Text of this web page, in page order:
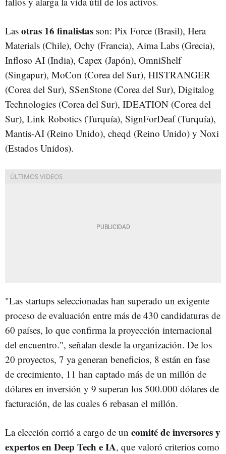
Las otras 16 finalistas son: Pix Force (Brasil), Hera
Materials (Chile), Ochy (Francia), Aima Labs (Grecia),
Infloso AI (India), Capex (Japón), OmniShelf
(Singapur), MoCon (Corea del Sur), HISTRANGER
(Corea del Sur), SSenStone (Corea del Sur), Digitalog
Technologies (Corea del Sur), IDEATION (Corea del
Sur), Link Robotics (Turquía), SignForDeaf (Turquía),
Mantis-AI (Reino Unido), cheqd (Reino Unido) y Noxi
(Estados Unidos).
"Las startups seleccionadas han superado un exigente
proceso de evaluación entre más de 430 candidaturas de
60 países, lo que confirma la proyección internacional
del encuentro.", señalan desde la organización. De los
20 proyectos, 7 ya generan beneficios, 8 están en fase
de crecimiento, 11 han captado más de un millón de
dólares en inversión y 9 superan los 500.000 dólares de
facturación, de las cuales 6 rebasan el millón.
La elección corrió a cargo de un comité de inversores y
expertos en Deep Tech e IA, que valoró criterios como